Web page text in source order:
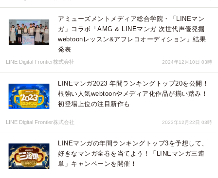
アミューズメントメディア総合学院・「LINEマン
ガ」コラボ「AMG & LINEマンガ 次世代声優発掘
webtoonレッスン&アフレコオーディション」結果
発表
LINE Digital Frontier株式会社 2024年12月10日 03時
LINEマンガ2023 年間ランキングトップ20を公開！
根強い人気webtoonやメディア化作品が揃い踏み！
初登場上位の注目新作も
LINE Digital Frontier株式会社 2023年12月22日 03時
LINEマンガの年間ランキングトップ3を予想して、
好きなマンガ全巻を当てよう！「LINEマンガ三連
単」キャンペーンを開催！